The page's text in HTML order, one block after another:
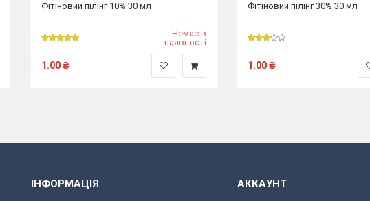
Фітіновий пілінг 10% 30 мл
Немає в
наявності
1.00₴
Фітіновий пілінг 30% 30 мл
1.00₴
ІНФОРМАЦІЯ АККАУНТ